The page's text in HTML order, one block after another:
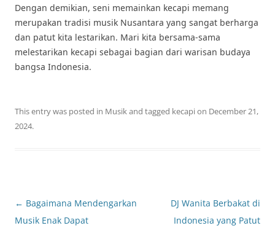
Dengan demikian, seni memainkan kecapi memang
merupakan tradisi musik Nusantara yang sangat berharga
dan patut kita lestarikan. Mari kita bersama-sama
melestarikan kecapi sebagai bagian dari warisan budaya
bangsa Indonesia.
This entry was posted in Musikand tagged kecapion December 21,
2024.
Post
navigation
← Bagaimana Mendengarkan
Musik Enak Dapat
DJ Wanita Berbakat di
Indonesia yang Patut